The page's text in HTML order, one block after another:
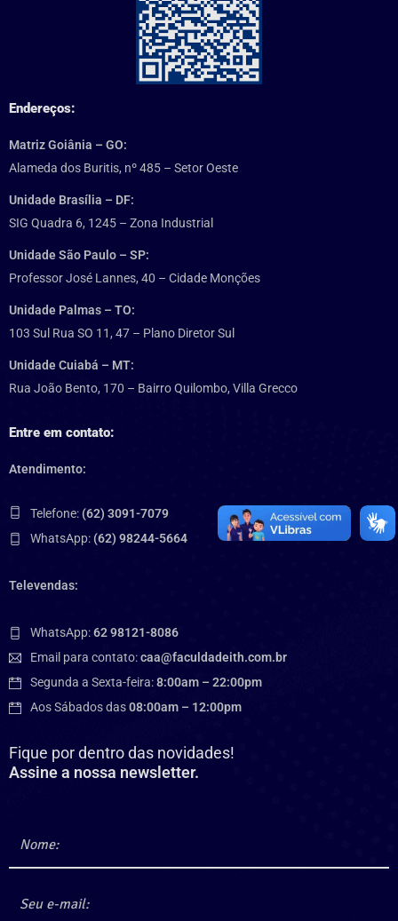
Endereços:
Matriz Goiânia – GO:
Alameda dos Buritis, nº 485 – Setor Oeste
Unidade Brasília – DF:
SIG Quadra 6, 1245 – Zona Industrial
Unidade São Paulo – SP:
Professor José Lannes, 40 – Cidade Monções
Unidade Palmas – TO:
103 Sul Rua SO 11, 47 – Plano Diretor Sul
Unidade Cuiabá – MT:
Rua João Bento, 170 – Bairro Quilombo, Villa Grecco
Entre em contato:
Atendimento:
Telefone: (62) 3091-7079
WhatsApp: (62) 98244-5664
Televendas:
WhatsApp:62 98121-8086
Email para contato:caa@faculdadeith.com.br
Segunda a Sexta-feira:8:00am – 22:00pm
Aos Sábados das08:00am – 12:00pm
Fique por dentro das novidades!
Assine a nossa newsletter.